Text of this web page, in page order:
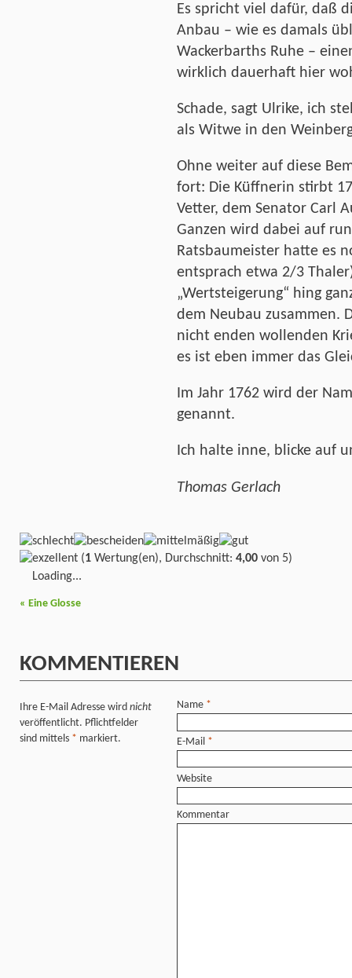
Es spricht viel dafür, daß
Anbau – wie es damals
Wackerbarths Ruhe –
wirklich dauerhaft hier
Schade, sagt Ulrike, ich
als Witwe in den
Ohne weiter auf diese
fort: Die Küffnerin stirbt
Vetter, dem Senator Carl
Ganzen wird dabei auf
Ratsbaumeister hatte es
entsprach etwa 2/3
„Wertsteigerung“ hing
dem Neubau zusammen.
nicht enden wollenden
es ist eben immer das
Im Jahr 1762 wird der
genannt.
Ich halte inne, blicke auf
Thomas Gerlach
(1 Wertung(en), Durchschnitt: 4,00 von 5)
Loading...
« Eine Glosse
KOMMENTIEREN
Ihre E-Mail Adresse wird nicht
veröffentlicht. Pflichtfelder
sind mittels * markiert.
Name *
E-Mail *
Website
Kommentar